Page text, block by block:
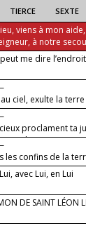
TIERCE SEXTE
viens à mon aide,
à notre
me dire l’endroit
au ciel, exulte la
proclament ta
ta gloire.
les confins de la
avec Lui, en Lui
DE SAINT LÉON